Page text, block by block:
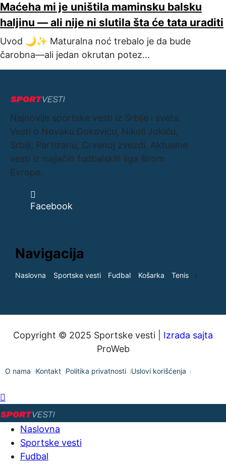
Maćeha mi je uništila maminsku balsku
haljinu — ali nije ni slutila šta će tata uraditi
Uvod 🌙✨ Maturalna noć trebalo je da bude
čarobna—ali jedan okrutan potez...
Najnovije sportske vesti iz Srbije i sveta.
Vesti o Novaku Đokoviću, Nikoli Jokiću,
Srbiji, Partizanu, Crvenoj zvezdi. Aktuelne
vesti iz najjačih fudbalskih liga širom
Evrope.
Facebook
Navigacija
Naslovna Sportske vesti Fudbal Košarka Tenis
Copyright © 2025 Sportske vesti | Izrada sajta
ProWeb
O nama Kontakt Politika privatnosti Uslovi korišćenja
Naslovna
Sportske vesti
Fudbal